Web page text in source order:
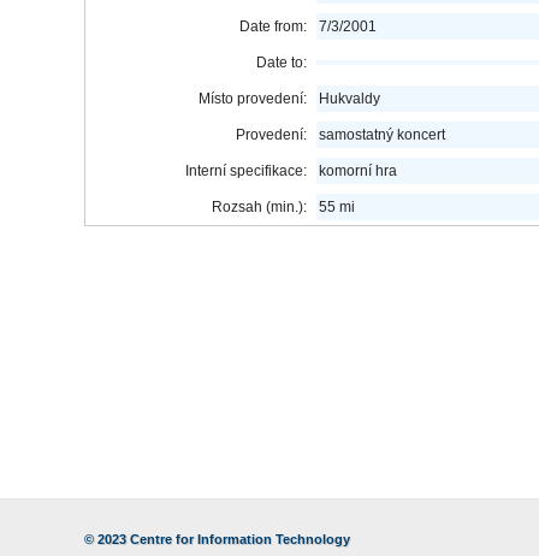
Date from: 7/3/2001
Date to:
Místo provedení: Hukvaldy
Provedení: samostatný koncert
Interní specifikace: komorní hra
Rozsah (min.): 55 mi
© 2023 Centre for Information Technology